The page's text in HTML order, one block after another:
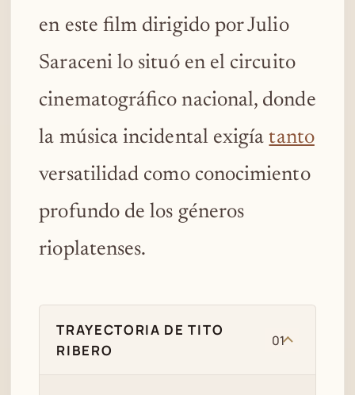
en este film dirigido por Julio
Saraceni lo situó en el circuito
cinematográfico nacional, donde
la música incidental exigíatanto
versatilidad como conocimiento
profundo de los géneros
rioplatenses.
TRAYECTORIA DE TITO
RIBERO
01